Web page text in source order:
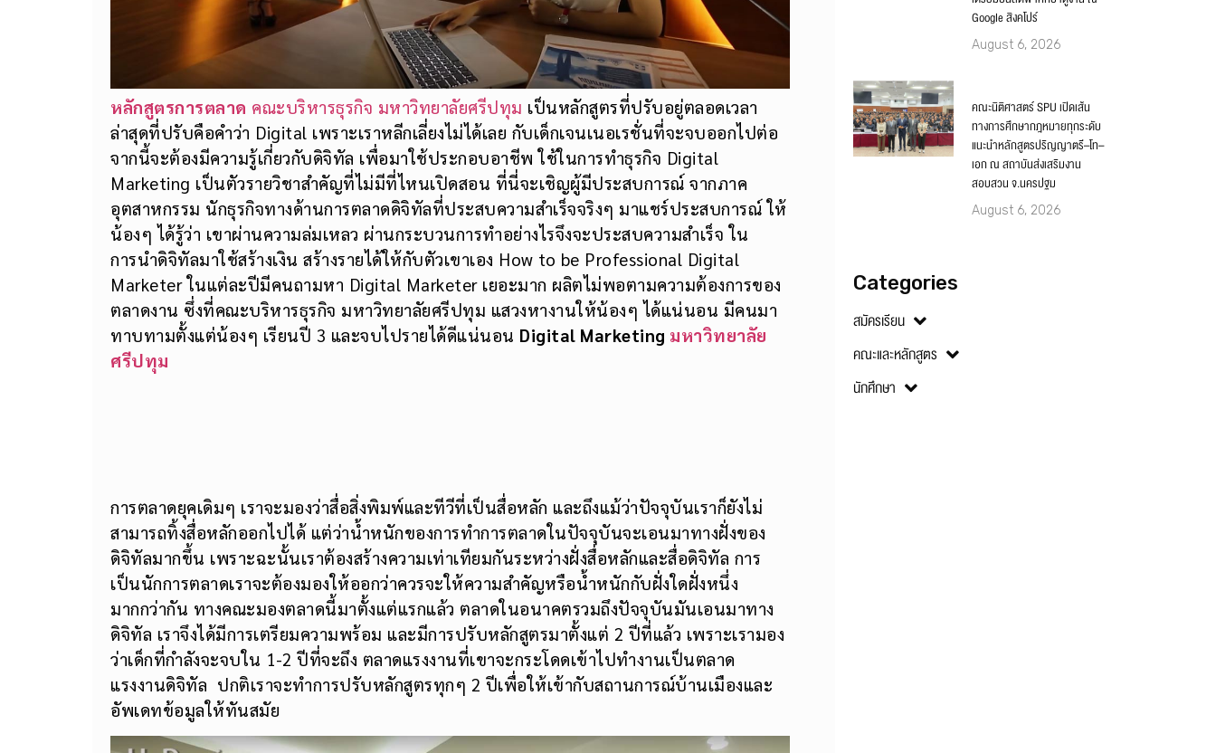
หลักสูตรการตลาด คณะบริหารธุรกิจ มหาวิทยาลัยศรีปทุม เป็นหลักสูตรที่ปรับอยู่ตลอดเวลา
ล่าสุดที่ปรับคือคำว่า Digital เพราะเราหลีกเลี่ยงไม่ได้เลย กับเด็กเจนเนอเรชั่นที่จะจบออกไปต่อ
จากนี้จะต้องมีความรู้เกี่ยวกับดิจิทัล เพื่อมาใช้ประกอบอาชีพ ใช้ในการทำธุรกิจ Digital
Marketing เป็นตัวรายวิชาสำคัญที่ไม่มีที่ไหนเปิดสอน ที่นี่จะเชิญผู้มีประสบการณ์ จากภาค
อุตสาหกรรม นักธุรกิจทางด้านการตลาดดิจิทัลที่ประสบความสำเร็จจริงๆ มาแชร์ประสบการณ์ ให้
น้องๆ ได้รู้ว่า เขาผ่านความล่มเหลว ผ่านกระบวนการทำอย่างไรจึงจะประสบความสำเร็จ ใน
การนำดิจิทัลมาใช้สร้างเงิน สร้างรายได้ให้กับตัวเขาเอง How to be Professional Digital
Marketer ในแต่ละปีมีคนถามหา Digital Marketer เยอะมาก ผลิตไม่พอตามความต้องการของ
ตลาดงาน ซึ่งที่คณะบริหารธุรกิจ มหาวิทยาลัยศรีปทุม แสวงหางานให้น้องๆ ได้แน่นอน มีคนมา
ทาบทามตั้งแต่น้องๆ เรียนปี 3 และจบไปรายได้ดีแน่นอน Digital Marketing มหาวิทยาลัย
ศรีปทุม
สามารถทิ้งสื่อหลักออกไปได้ แต่ว่าน้ำหนักของการทำการตลาดในปัจจุบันจะเอนมาทางฝั่งของ
ดิจิทัลมากขึ้น เพราะฉะนั้นเราต้องสร้างความเท่าเทียมกันระหว่างฝั่งสื่อหลักและสื่อดิจิทัล การ
เป็นนักการตลาดเราจะต้องมองให้ออกว่าควรจะให้ความสำคัญหรือน้ำหนักกับฝั่งใดฝั่งหนึ่ง
มากกว่ากัน ทางคณะมองตลาดนี้มาตั้งแต่แรกแล้ว ตลาดในอนาคตรวมถึงปัจจุบันมันเอนมาทาง
ดิจิทัล เราจึงได้มีการเตรียมความพร้อม และมีการปรับหลักสูตรมาตั้งแต่ 2 ปีที่แล้ว เพราะเรามอง
ว่าเด็กที่กำลังจะจบใน 1-2 ปีที่จะถึง ตลาดแรงงานที่เขาจะกระโดดเข้าไปทำงานเป็นตลาด
แรงงานดิจิทัล ปกติเราจะทำการปรับหลักสูตรทุกๆ 2 ปีเพื่อให้เข้ากับสถานการณ์บ้านเมืองและ
อัพเดทข้อมูลให้ทันสมัย
Google สิงคโปร์
August 6, 2026
คณะนิติศาสตร์ SPU เปิดเส้น
ทางการศึกษากฎหมายทุกระดับ
แนะนำหลักสูตรปริญญาตรี–โท–
เอก ณ สถาบันส่งเสริมงาน
สอบสวน จ.นครปฐม
August 6, 2026
Categories
สมัครเรียน
คณะและหลักสูตร
นักศึกษา